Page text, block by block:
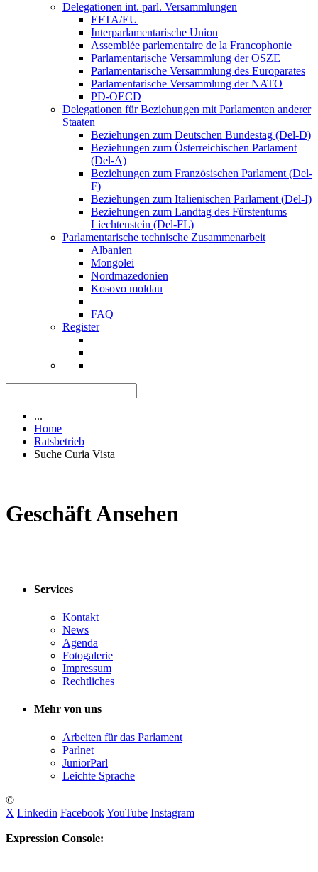
Delegationen int. parl. Versammlungen
EFTA/EU
Interparlamentarische Union
Assemblée parlementaire de la Francophonie
Parlamentarische Versammlung der OSZE
Parlamentarische Versammlung des Europarates
Parlamentarische Versammlung der NATO
PD-OECD
Delegationen für Beziehungen mit Parlamenten anderer
Staaten
Beziehungen zum Deutschen Bundestag (Del-D)
Beziehungen zum Österreichischen Parlament
(Del-A)
Beziehungen zum Französischen Parlament (Del-
F)
Beziehungen zum Italienischen Parlament (Del-I)
Beziehungen zum Landtag des Fürstentums
Liechtenstein (Del-FL)
Parlamentarische technische Zusammenarbeit
Albanien
Mongolei
Nordmazedonien
Kosovo moldau
FAQ
Register
...
Home
Ratsbetrieb
Suche Curia Vista
Geschäft Ansehen
Services
Kontakt
News
Agenda
Fotogalerie
Impressum
Rechtliches
Mehr von uns
Arbeiten für das Parlament
Parlnet
JuniorParl
Leichte Sprache
©
X Linkedin FacebookYouTube Instagram
Expression Console: